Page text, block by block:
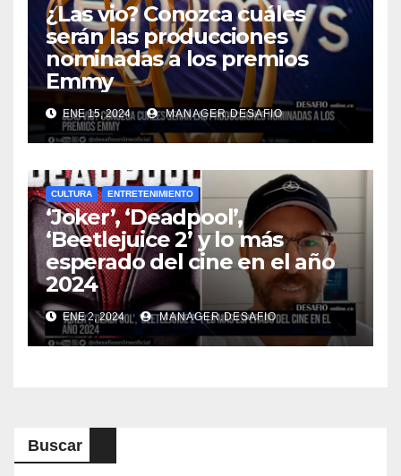
¿Las vio? Conozca cuáles
serán las producciones
nominadas a los premios
Emmy
ENE 15, 2024 MANAGER.DESAFIO
CULTURA ENTRETENIMIENTO
‘Joker’, ‘Deadpool’,
‘Beetlejuice 2’ y lo más
esperado del cine en el año
2024
ENE 2, 2024 MANAGER.DESAFIO
Buscar